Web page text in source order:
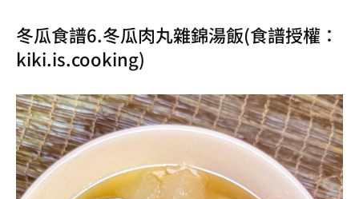
冬瓜食譜6.冬瓜肉丸雜錦湯飯(食譜授權：
kiki.is.cooking)